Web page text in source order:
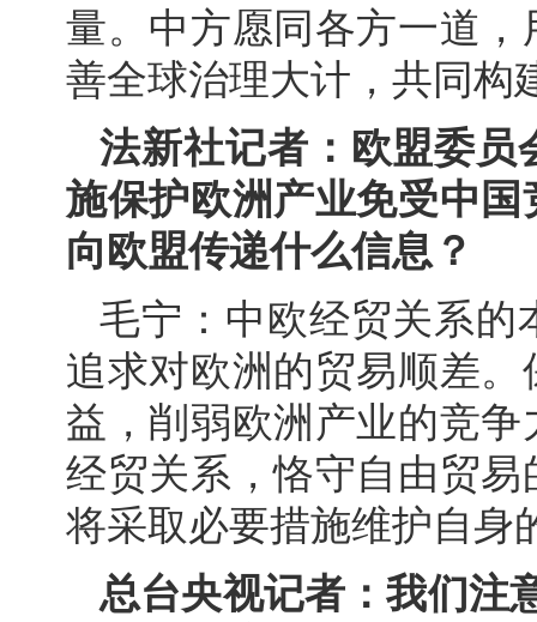
量。中方愿同各方一道
善全球治理大计，共同构
法新社记者：欧盟委员
施保护欧洲产业免受中
向欧盟传递什么信息？
毛宁：中欧经贸关系的
追求对欧洲的贸易顺差
益，削弱欧洲产业的竞
经贸关系，恪守自由贸
将采取必要措施维护自身
总台央视记者：我们注